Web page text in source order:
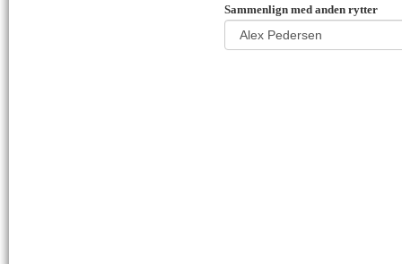
Sammenlign med anden rytter